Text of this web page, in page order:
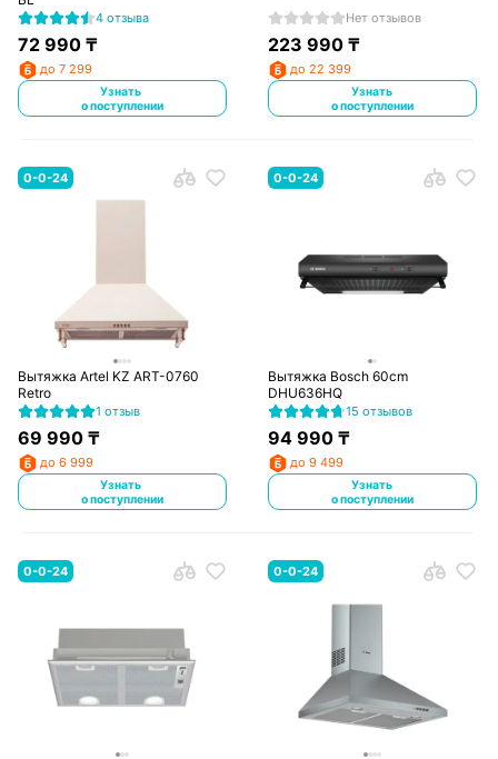
4 отзыва
72 990₸
до 7 299
Узнать
о поступлении
Нет отзывов
223 990 ₸
до 22 399
Узнать
о поступлении
0-0-24
Вытяжка Artel KZ ART-0760
Retro
1 отзыв
69 990₸
до 6 999
Узнать
о поступлении
0-0-24
Вытяжка Bosch 60cm
DHU636HQ
15 отзывов
94 990 ₸
до 9 499
Узнать
о поступлении
0-0-24 0-0-24